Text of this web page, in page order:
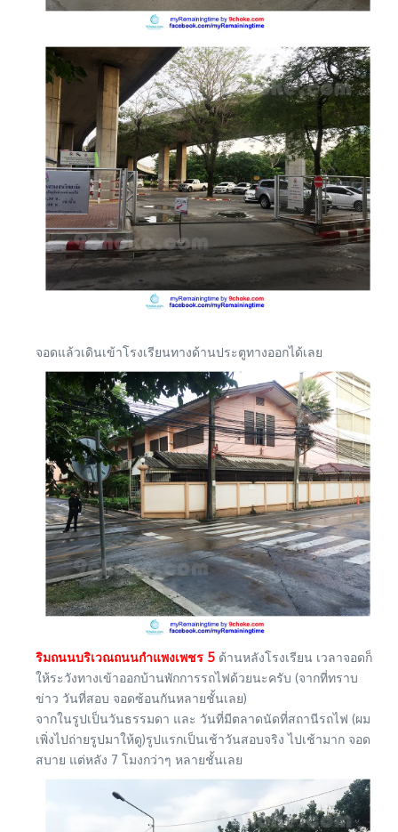
จอดแล้วเดินเข้าโรงเรียนทางด้านประตูทางออกได้เลย
ริมถนนบริเวณถนนกำแพงเพชร 5 ด้านหลังโรงเรียน เวลาจอดก็
ให้ระวังทางเข้าออกบ้านพักการรถไฟด้วยนะครับ (จากที่ทราบ
ข่าว วันที่สอบ จอดซ้อนกันหลายชั้นเลย)
จากในรูปเป็นวันธรรมดา และ วันที่มีตลาดนัดที่สถานีรถไฟ (ผม
เพิ่งไปถ่ายรูปมาให้ดู)รูปแรกเป็นเช้าวันสอบจริง ไปเช้ามาก จอด
สบาย แต่หลัง 7 โมงกว่าๆ หลายชั้นเลย